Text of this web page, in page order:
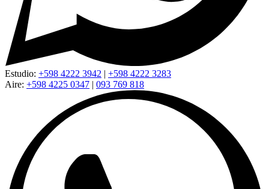
Estudio: +598 4222 3942 | +598 4222 3283
Aire: +598 4225 0347 | 093 769 818